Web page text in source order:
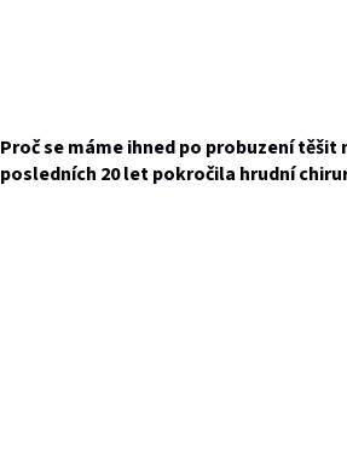
Proč se máme ihned po probuzení těšit
posledních 20 let pokročila hrudní